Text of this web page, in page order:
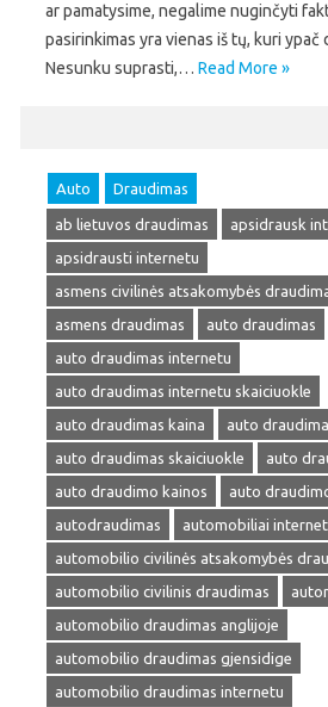
ar pamatysime, negalime nuginčyti
pasirinkimas yra vienas iš tų, kuri ypač
Nesunku suprasti,… Read More »
Auto Draudimas
ab lietuvos draudimas
apsidrausk
apsidrausti internetu
asmens civilinės atsakomybės
asmens draudimas
auto draudimas
auto draudimas internetu
auto draudimas internetu skaiciuokle
auto draudimas kaina
auto
auto draudimas skaiciuokle
auto
auto draudimo kainos
auto
autodraudimas
automobiliai
automobilio civilinės atsakomybės
automobilio civilinis draudimas
automobilio draudimas anglijoje
automobilio draudimas gjensidige
automobilio draudimas internetu